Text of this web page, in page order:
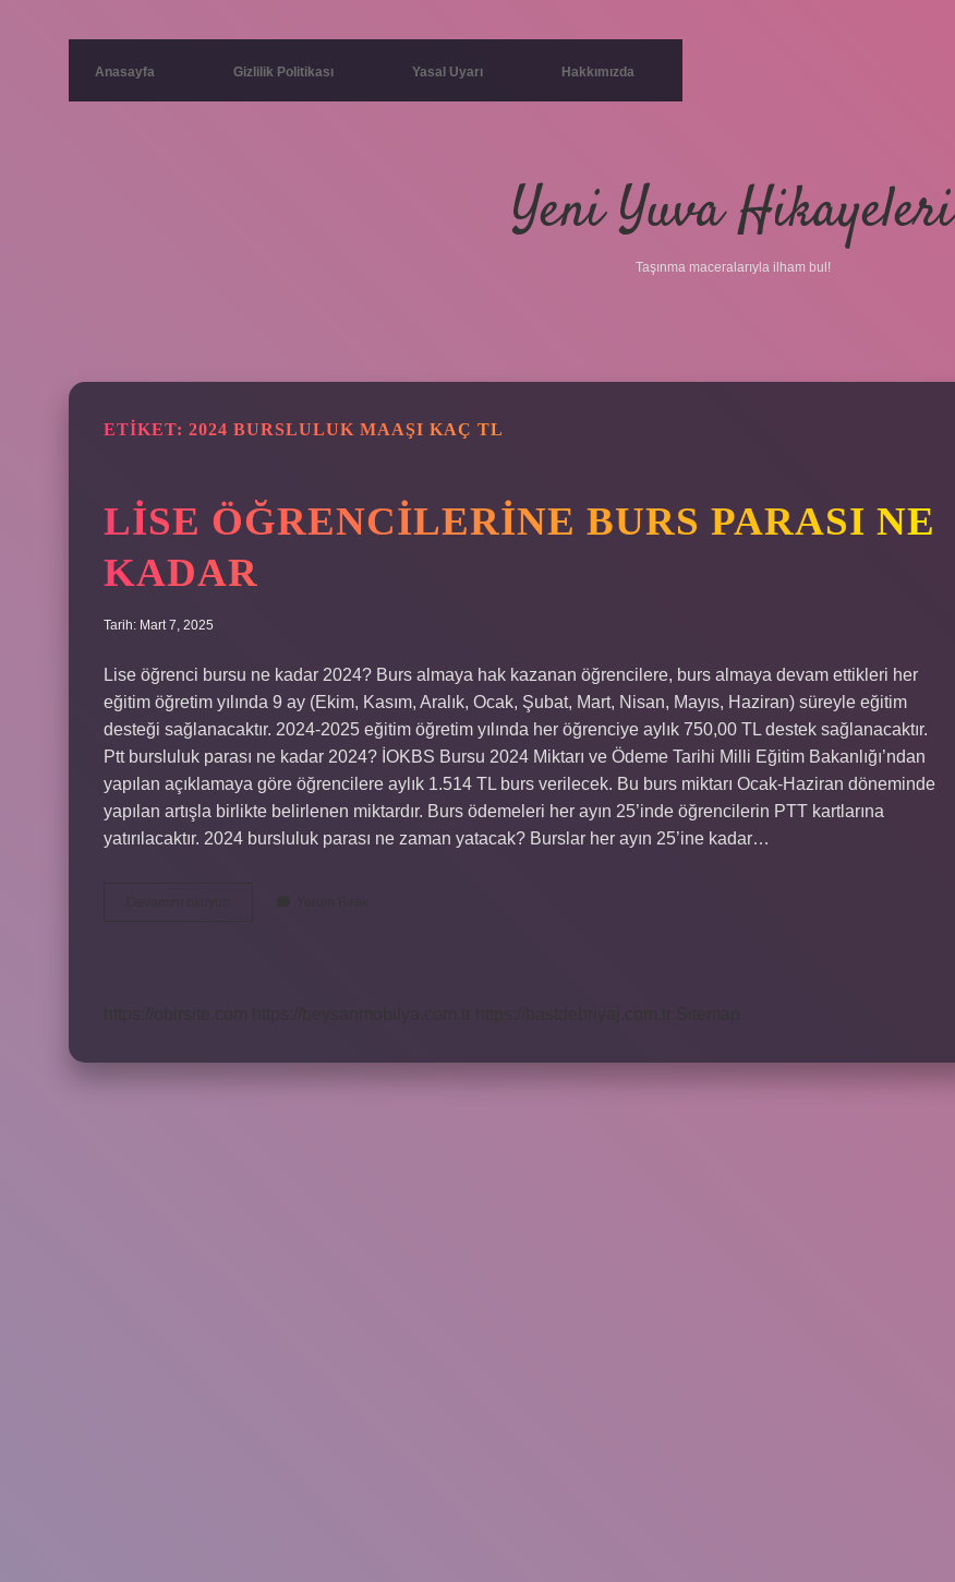
Anasayfa Gizlilik Politikası Yasal Uyarı Hakkımızda
Yeni Yuva Hikayeleri
Taşınma maceralarıyla ilham bul!
ETIKET: 2024 BURSLULUK MAAŞI KAÇ TL
LISE ÖĞRENCILERINE BURS PARASI NE
KADAR
Tarih: Mart 7, 2025
Lise öğrenci bursu ne kadar 2024? Burs almaya hak kazanan öğrencilere, burs almaya devam ettikleri her
eğitim öğretim yılında 9 ay (Ekim, Kasım, Aralık, Ocak, Şubat, Mart, Nisan, Mayıs, Haziran) süreyle eğitim
desteği sağlanacaktır. 2024-2025 eğitim öğretim yılında her öğrenciye aylık 750,00 TL destek sağlanacaktır.
Ptt bursluluk parası ne kadar 2024? İOKBS Bursu 2024 Miktarı ve Ödeme Tarihi Milli Eğitim Bakanlığı’ndan
yapılan açıklamaya göre öğrencilere aylık 1.514 TL burs verilecek. Bu burs miktarı Ocak-Haziran döneminde
yapılan artışla birlikte belirlenen miktardır. Burs ödemeleri her ayın 25’inde öğrencilerin PTT kartlarına
yatırılacaktır. 2024 bursluluk parası ne zaman yatacak? Burslar her ayın 25’ine kadar…